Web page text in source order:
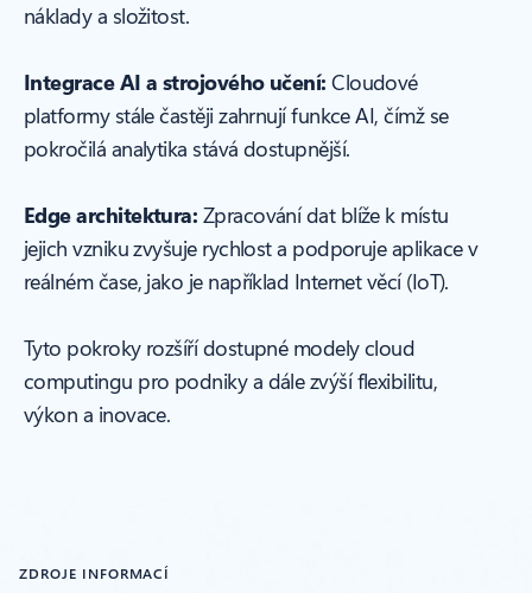
náklady a složitost.
Integrace AI a strojového učení: Cloudové
platformy stále častěji zahrnují funkce AI, čímž se
pokročilá analytika stává dostupnější.
Edge architektura: Zpracování dat blíže k místu
jejich vzniku zvyšuje rychlost a podporuje aplikace v
reálném čase, jako je například Internet věcí (IoT).
Tyto pokroky rozšíří dostupné modely cloud
computingu pro podniky a dále zvýší flexibilitu,
výkon a inovace.
ZDROJE INFORMACÍ